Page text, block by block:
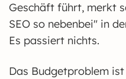
Geschäft führt, merkt
SEO so nebenbei" in
Es passiert nichts.
Das Budgetproblem